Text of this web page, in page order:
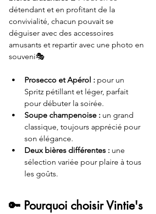
détendant et en profitant de la
convivialité, chacun pouvait se
déguiser avec des accessoires
amusants et repartir avec une photo en
souveni🎭
Prosecco et Apérol : pour un
Spritz pétillant et léger, parfait
pour débuter la soirée.
Soupe champenoise : un grand
classique, toujours apprécié pour
son élégance.
Deux bières différentes : une
sélection variée pour plaire à tous
les goûts.
🔑 Pourquoi choisir Vintie's